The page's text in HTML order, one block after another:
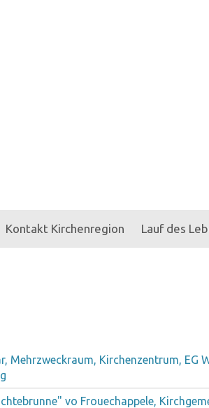
Kontakt Kirchenregion Lauf des
Mehrzweckraum, Kirchenzentrum, EG
vo Frouechappele,